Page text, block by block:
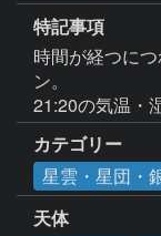
特記事項
時間が経つに
ン。
21:20の気温
カテゴリー
星雲・星団・
天体